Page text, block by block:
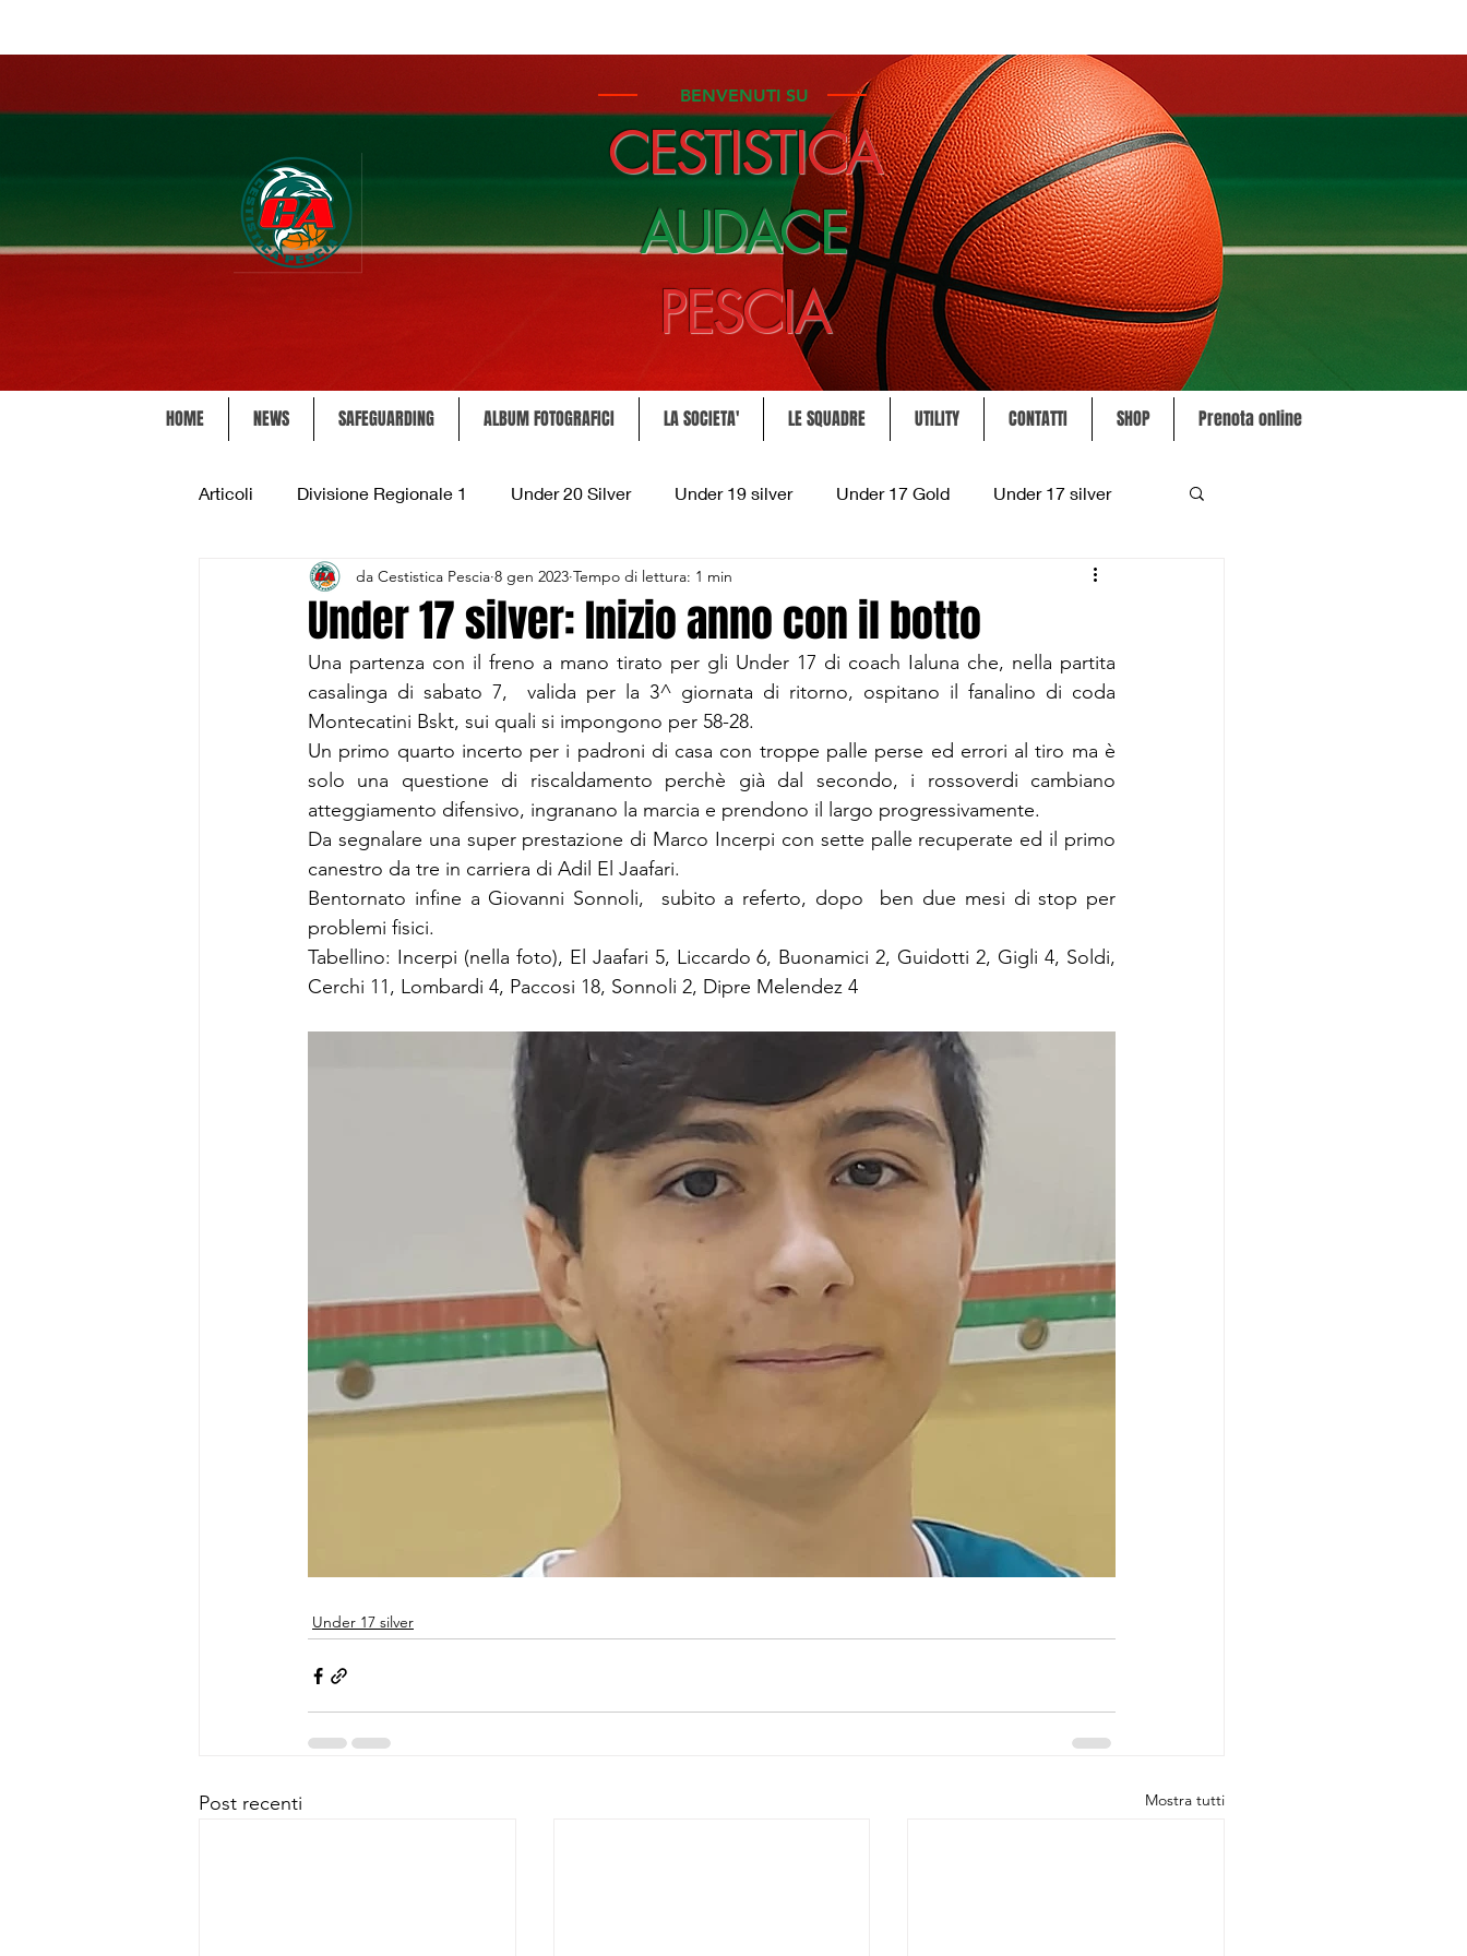
BENVENUTI SU
CESTISTICA
AUDACE
PESCIA
HOME NEWS SAFEGUARDING ALBUM FOTOGRAFICI LA SOCIETA' LE SQUADRE UTILITY CONTATTI SHOP Prenota online
Articoli Divisione Regionale 1 Under 20 Silver Under 19 silver Under 17 Gold Under 17 silver
Under 15 Silver Under 14 Silver Under 13 Silver
CSI Juniores CSI Under 13 Divisione Regionale 3 CSI Allievi
Under 17 silver: Inizio anno con il botto
da Cestistica Pescia 8 gen 2023 Tempo di lettura: 1 min
Una partenza con il freno a mano tirato per gli Under 17 di coach Ialuna che, nella partita
casalinga di sabato 7,  valida per la 3^ giornata di ritorno, ospitano il fanalino di coda
Montecatini Bskt, sui quali si impongono per 58-28.
Un primo quarto incerto per i padroni di casa con troppe palle perse ed errori al tiro ma è
solo una questione di riscaldamento perchè già dal secondo, i rossoverdi cambiano
atteggiamento difensivo, ingranano la marcia e prendono il largo progressivamente.
Da segnalare una super prestazione di Marco Incerpi con sette palle recuperate ed il primo
canestro da tre in carriera di Adil El Jaafari.
Bentornato infine a Giovanni Sonnoli,  subito a referto, dopo  ben due mesi di stop per
problemi fisici.
Tabellino: Incerpi (nella foto), El Jaafari 5, Liccardo 6, Buonamici 2, Guidotti 2, Gigli 4, Soldi,
Cerchi 11, Lombardi 4, Paccosi 18, Sonnoli 2, Dipre Melendez 4
Under 17 silver
Post recenti Mostra tutti